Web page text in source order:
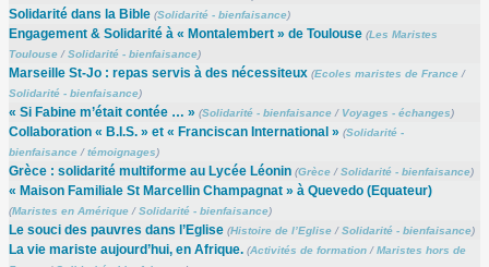
Solidarité dans la Bible (Solidarité - bienfaisance)
Engagement & Solidarité à « Montalembert » de Toulouse (Les Maristes
Toulouse/Solidarité - bienfaisance)
Marseille St-Jo : repas servis à des nécessiteux (Ecoles maristes de France/
Solidarité - bienfaisance)
« Si Fabine m’était contée … » (Solidarité - bienfaisance/ Voyages - échanges)
Collaboration « B.I.S. » et « Franciscan International » (Solidarité -
bienfaisance/témoignages)
Grèce : solidarité multiforme au Lycée Léonin (Grèce/Solidarité - bienfaisance)
« Maison Familiale St Marcellin Champagnat » à Quevedo (Equateur)
(Maristes en Amérique/Solidarité - bienfaisance)
Le souci des pauvres dans l’Eglise (Histoire de l’Eglise/Solidarité - bienfaisance)
La vie mariste aujourd’hui, en Afrique. (Activités de formation/Maristes hors de